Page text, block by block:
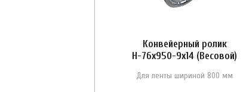
Конвейерный ролик
Н-76х950-9х14 (Весовой)
Для ленты шириной 800 мм